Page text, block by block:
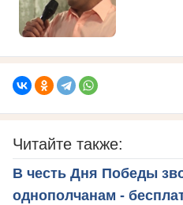
Читайте также:
В честь Дня Победы
однополчанам -